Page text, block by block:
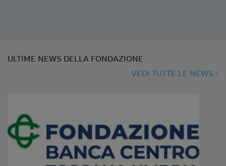
ULTIME NEWS DELLA FONDAZIONE
VEDI TUTTE LE NEWS